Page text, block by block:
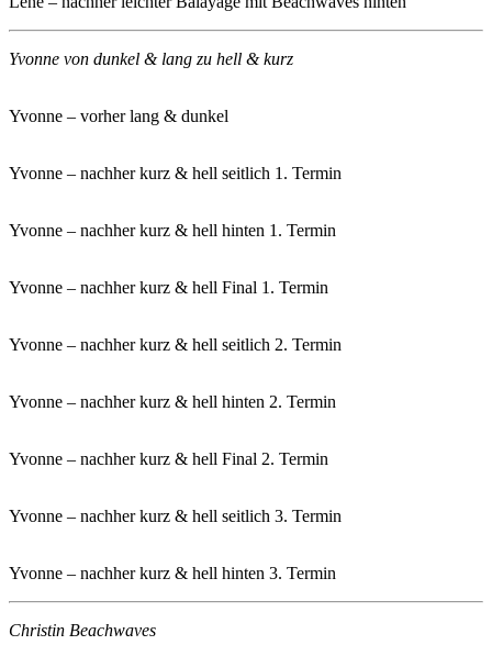
Yvonne von dunkel & lang zu hell & kurz
Yvonne – vorher lang & dunkel
Yvonne – nachher kurz & hell seitlich 1. Termin
Yvonne – nachher kurz & hell hinten 1. Termin
Yvonne – nachher kurz & hell Final 1. Termin
Yvonne – nachher kurz & hell seitlich 2. Termin
Yvonne – nachher kurz & hell hinten 2. Termin
Yvonne – nachher kurz & hell Final 2. Termin
Yvonne – nachher kurz & hell seitlich 3. Termin
Yvonne – nachher kurz & hell hinten 3. Termin
Christin Beachwaves